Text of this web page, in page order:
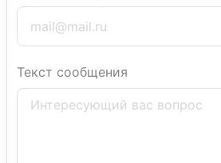
Текст сообщения